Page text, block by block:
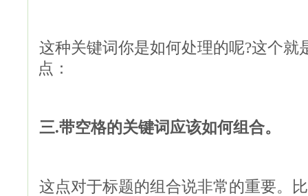
这种关键词你是如何处理的呢?这个就
点：
三.带空格的关键词应该如何组合。
这点对于标题的组合说非常的重要。